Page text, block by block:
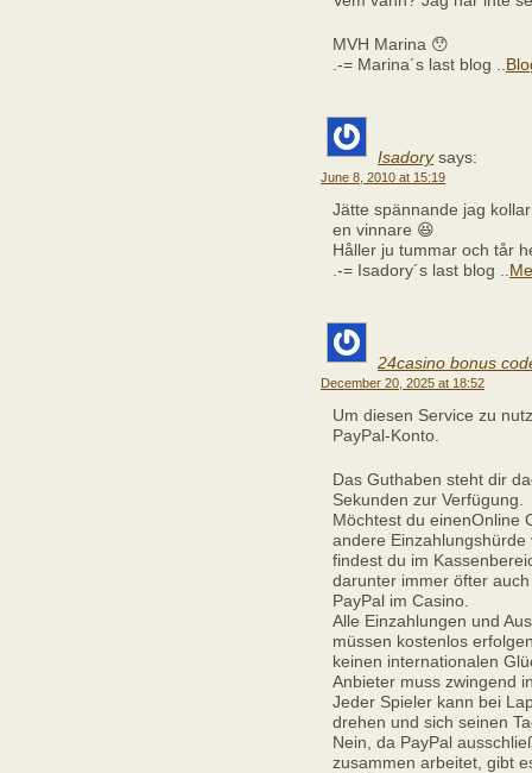
MVH Marina 😯
.-= Marina´s last blog ..
Isadory says:
June 8, 2010 at 15:19
Jätte spännande jag
en vinnare 😆
Håller ju tummar och tår
.-= Isadory´s last blog ..
24casino bonus
December 20, 2025 at 18:52
Um diesen Service zu
PayPal-Konto.
Das Guthaben steht dir
Sekunden zur Verfügung.
Möchtest du einenOnline
andere
findest du im
darunter immer öfter auch
PayPal im Casino.
Alle Einzahlungen und
müssen kostenlos
keinen internationalen
Anbieter muss zwingend
Jeder Spieler kann bei
drehen und sich seinen
Nein, da PayPal
zusammen arbeitet, gibt